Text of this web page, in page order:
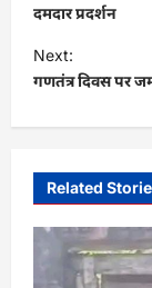
s
t
n
a
g
a
दमदार प्रदर्शन
Next:
गणतंत्र दिवस पर
Related